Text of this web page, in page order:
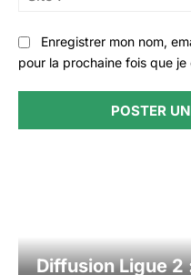
Enregistrer mon nom,
pour la prochaine fois que je
Diffusion Ligue 2